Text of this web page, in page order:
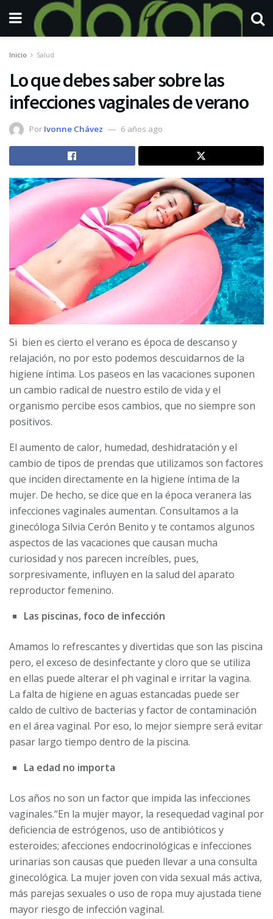
Inicio Salud
Lo que debes saber sobre las
infecciones vaginales de verano
Por Ivonne Chávez 6 años ago
Si bien es cierto el verano es época de descanso y
relajación, no por esto podemos descuidarnos de la
higiene íntima. Los paseos en las vacaciones suponen
un cambio radical de nuestro estilo de vida y el
organismo percibe esos cambios, que no siempre son
positivos.
El aumento de calor, humedad, deshidratación y el
cambio de tipos de prendas que utilizamos son factores
que inciden directamente en la higiene íntima de la
mujer. De hecho, se dice que en la época veranera las
infecciones vaginales aumentan. Consultamos a la
ginecóloga Silvia Cerón Benito y te contamos algunos
aspectos de las vacaciones que causan mucha
curiosidad y nos parecen increíbles, pues,
sorpresivamente, influyen en la salud del aparato
reproductor femenino.
Las piscinas, foco de infección
Amamos lo refrescantes y divertidas que son las piscina
pero, el exceso de desinfectante y cloro que se utiliza
en ellas puede alterar el ph vaginal e irritar la vagina.
La falta de higiene en aguas estancadas puede ser
caldo de cultivo de bacterias y factor de contaminación
en el área vaginal. Por eso, lo mejor siempre será evitar
pasar largo tiempo dentro de la piscina.
La edad no importa
Los años no son un factor que impida las infecciones
vaginales.“En la mujer mayor, la resequedad vaginal por
deficiencia de estrógenos, uso de antibióticos y
esteroides; afecciones endocrinológicas e infecciones
urinarias son causas que pueden llevar a una consulta
ginecológica. La mujer joven con vida sexual más activa,
más parejas sexuales o uso de ropa muy ajustada tiene
mayor riesgo de infección vaginal.